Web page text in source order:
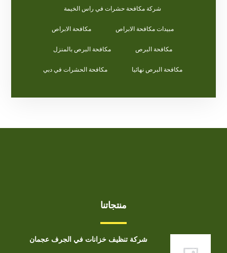
شركة مكافحة حشرات في راس الخيمة
مبيدات مكافحة الابراص مكافحة الابراص
مكافحة البرص مكافحة البرص بالمنزل
مكافحة البرص نهائيا مكافحة الحشرات في دبي
منتجاتنا
شركة تنظيف خزانات في الجرف عجمان